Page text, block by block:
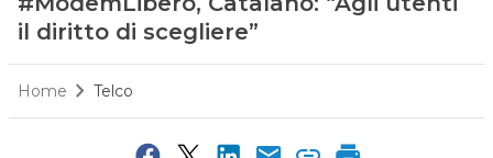
il diritto di scegliere”
Home Telco